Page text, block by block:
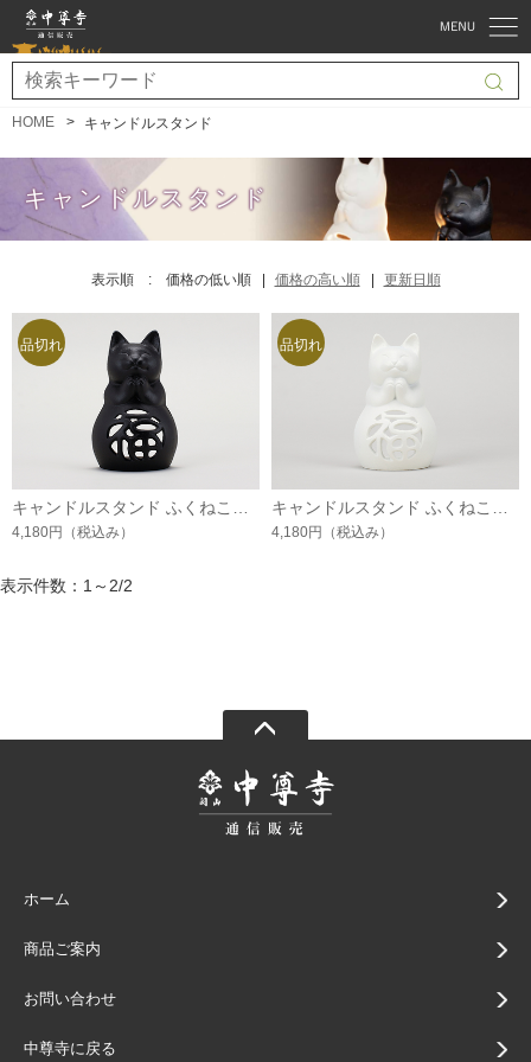
HOME キャンドルスタンド
キャンドルスタンド
表示順 : 価格の低い順 価格の高い順 更新日順
キャンドルスタンド ふくねこ（黒ねこ）
4,180円 （税込み）
キャンドルスタンド ふくねこ（白ねこ）
4,180円 （税込み）
表示件数：1～2/2
ホーム
商品ご案内
お問い合わせ
中尊寺に戻る